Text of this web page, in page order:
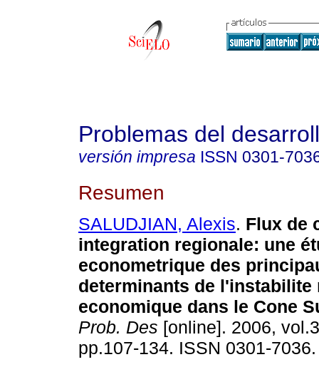
Problemas del
versión impresa ISSN 0301-
Resumen
SALUDJIAN, Alexis. Flux de
integration regionale: une
econometrique des
determinants de l'instabilite
economique dans le Cone
Prob. Des [online]. 2006,
pp.107-134. ISSN 0301-7036.